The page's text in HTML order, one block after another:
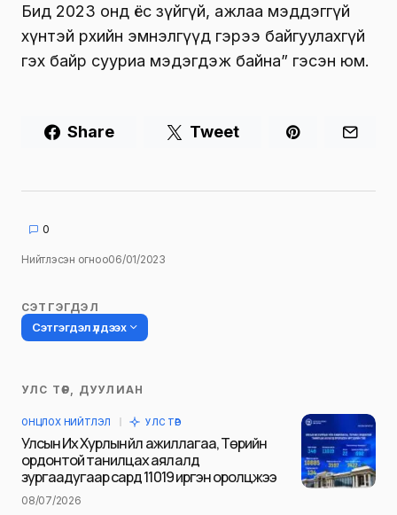
Бид 2023 онд ёс зүйгүй, ажлаа мэддэггүй
хүнтэй өрхийн эмнэлгүүд гэрээ байгуулахгүй
гэх байр сууриа мэдэгдэж байна” гэсэн юм.
Share Tweet
0
Нийтлэсэн огноо06/01/2023
СЭТГЭГДЭЛ
Сэтгэгдэл үлдээх
Таны имэйл хаягийг нийтлэхгүй.
тэмдэглэсэн
Name
УЛС ТӨР, ДУУЛИАН
ОНЦЛОХ НИЙТЛЭЛ УЛС ТӨР
Улсын Их Хурлын үйл ажиллагаа, Төрийн
ордонтой танилцах аялалд
зургаадугаар сард 11019 иргэн оролцжээ
08/07/2026